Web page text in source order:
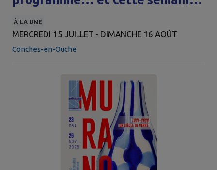
c’est Rugby et mini golf ! 🏉🏉🏉
⛳️⛳️⛳️
À LA UNE
MERCREDI 15 JUILLET - DIMANCHE 16 AOÛT
Conches-en-Ouche